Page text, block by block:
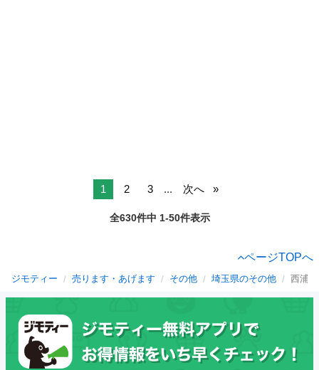
1 2 3 ... 次へ
全630件中 1-50件表示
ページTOPへ
ジモティー 売ります・あげます その他 埼玉県のその他 西浦